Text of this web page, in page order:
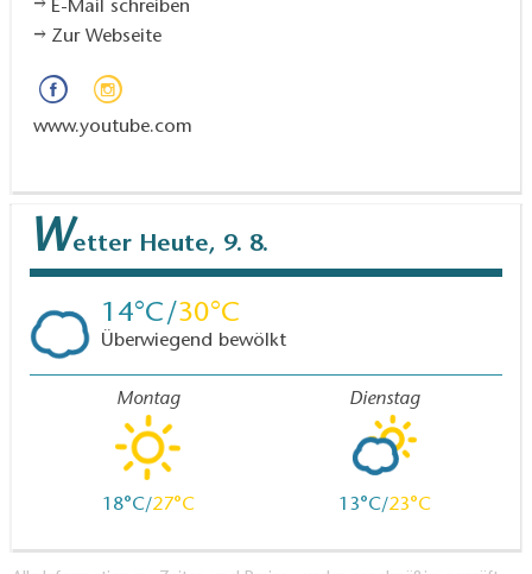
E-Mail schreiben
Zur Webseite
www.youtube.com
Wetter Heute, 9. 8.
14 30
Überwiegend bewölkt
Montag
18 27
Dienstag
13 23